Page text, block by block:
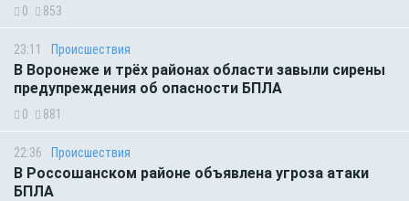
0 853
23:11 Происшествия
В Воронеже и трёх районах области завыли сирены
предупреждения об опасности БПЛА
0 881
22:36 Происшествия
В Россошанском районе объявлена угроза атаки
БПЛА